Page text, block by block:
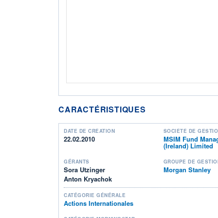
CARACTÉRISTIQUES
DATE DE CRÉATION
22.02.2010
SOCIÉTÉ DE
MSIM Fund
(Ireland) Limited
GÉRANTS
Sora Utzinger
Anton Kryachok
GROUPE DE
Morgan Stanley
CATÉGORIE GÉNÉRALE
Actions Internationales